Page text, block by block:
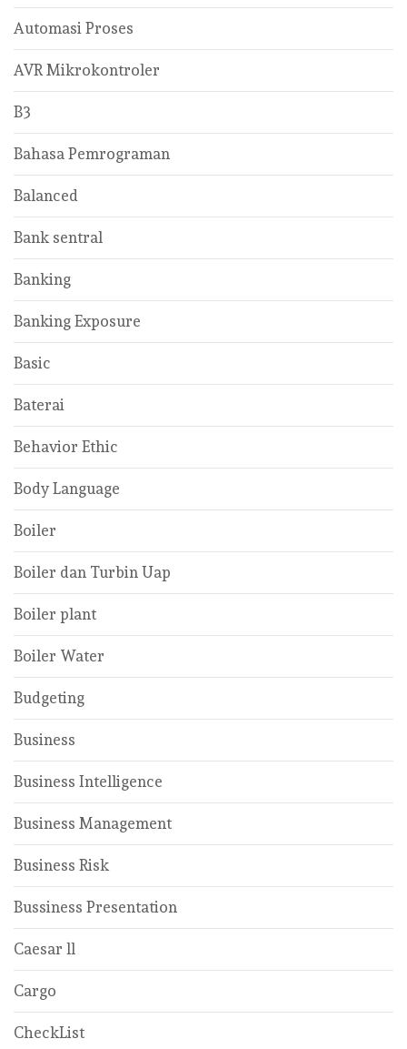
Automasi Proses
AVR Mikrokontroler
B3
Bahasa Pemrograman
Balanced
Bank sentral
Banking
Banking Exposure
Basic
Baterai
Behavior Ethic
Body Language
Boiler
Boiler dan Turbin Uap
Boiler plant
Boiler Water
Budgeting
Business
Business Intelligence
Business Management
Business Risk
Bussiness Presentation
Caesar ll
Cargo
CheckList